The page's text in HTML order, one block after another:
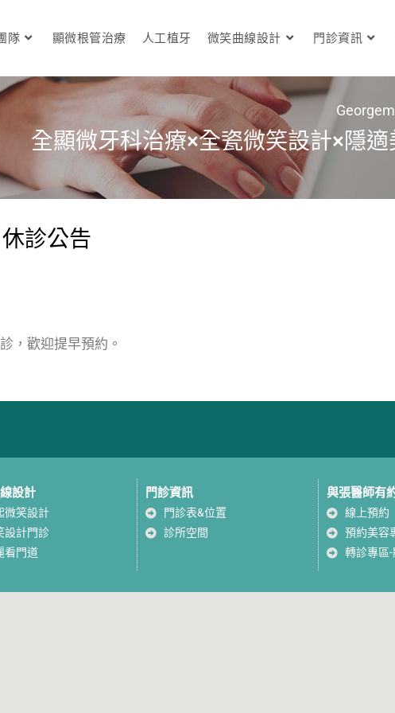
隊 顯微根管治療 人工植牙 微笑曲線設計 門診資訊
全顯微牙科治療×全瓷微笑設計×隱
診公告
，歡迎提早預約。
設計
微笑設計
設計門診
看門道
門診資訊
門診表&位置
診所空間
與張醫師有
線上預約
預約美容
轉診專區